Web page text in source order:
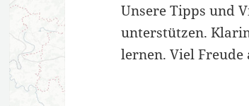
Unsere Tipps und
unterstützen.
lernen. Viel